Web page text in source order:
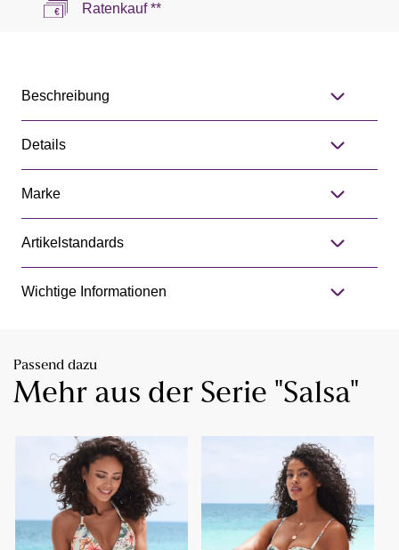
Ratenkauf **
Beschreibung
Details
Marke
Artikelstandards
Wichtige Informationen
Passend dazu
Mehr aus der Serie "Salsa"